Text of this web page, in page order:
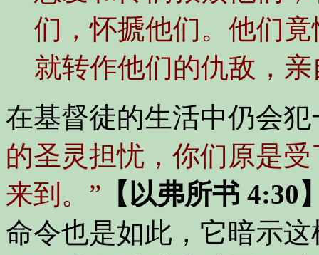
们，怀搋他们。他们
就转作他们的仇敌，
在基督徒的生活中仍会
的圣灵担忧，你们原是
来到。” 【以弗所书 4:30
命令也是如此，它暗示